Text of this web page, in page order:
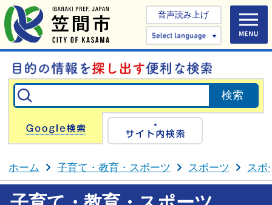
音声読み上げ
Select
Google検索
ホーム 子育て・教育・スポーツ スポーツ スポ